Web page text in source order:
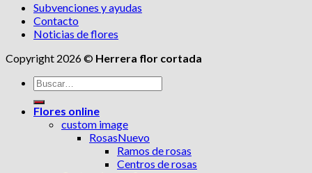
Subvenciones y ayudas
Contacto
Noticias de flores
Copyright 2026 © Herrera flor cortada
Buscar
por:
Flores online
custom image
Rosas
Ramos de rosas
Centros de rosas